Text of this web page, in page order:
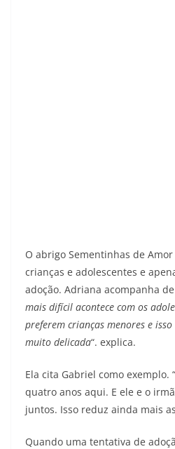
O abrigo Sementinhas de
crianças e adolescentes e
adoção. Adriana acompanha
mais difícil acontece com os
preferem crianças menores e
muito delicada“. explica.
Ela cita Gabriel como exemplo.
quatro anos aqui. E ele e o
juntos. Isso reduz ainda mais
Quando uma tentativa de